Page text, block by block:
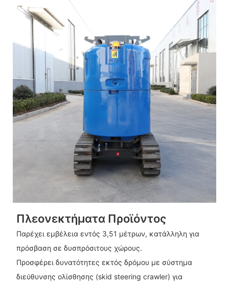
Πλεονεκτήματα Προϊόντος
Παρέχει εμβέλεια εντός 3,51 μέτρων, κατάλληλη για
πρόσβαση σε δυσπρόσιτους χώρους.
Προσφέρει δυνατότητες εκτός δρόμου με σύστημα
διεύθυνσης ολίσθησης (skid steering crawler) για